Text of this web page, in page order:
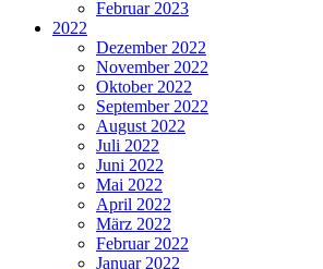
Februar 2023
2022
Dezember 2022
November 2022
Oktober 2022
September 2022
August 2022
Juli 2022
Juni 2022
Mai 2022
April 2022
März 2022
Februar 2022
Januar 2022